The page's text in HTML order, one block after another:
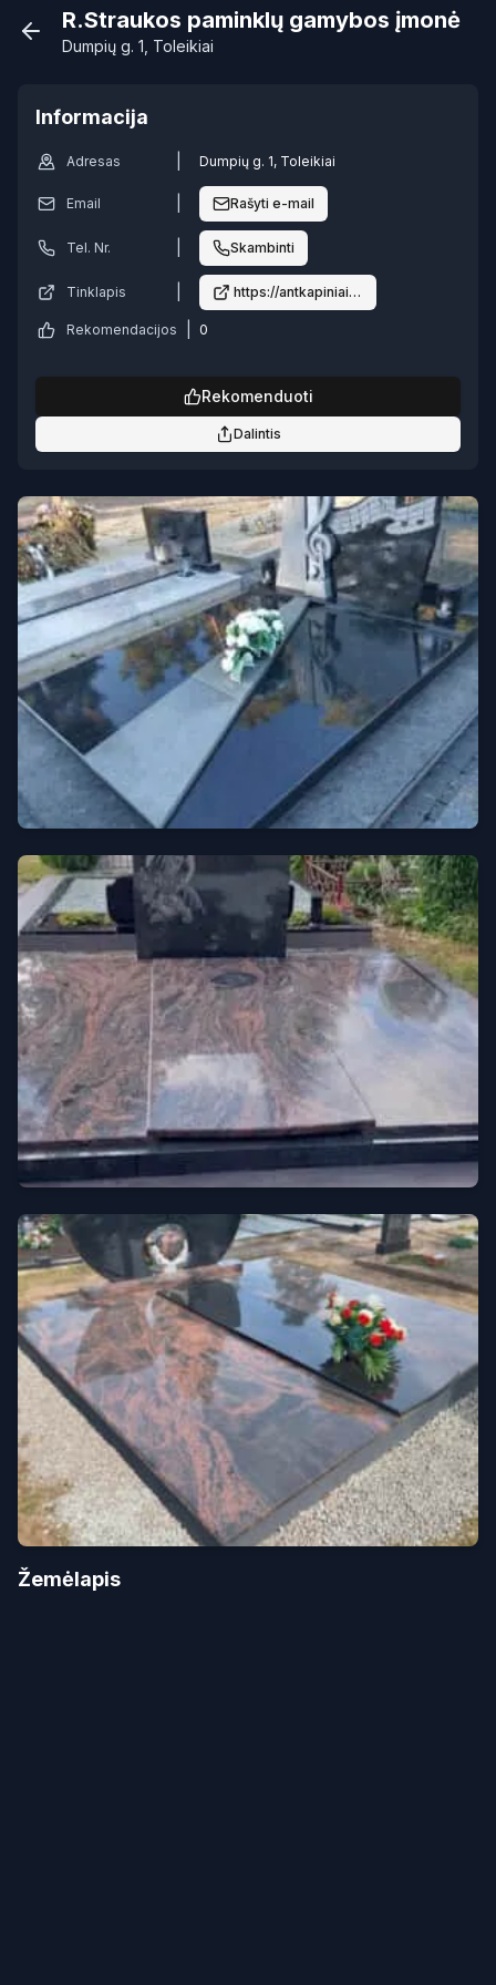
R.Straukos paminklų gamybos įmonė
Dumpių g. 1, Toleikiai
Informacija
Adresas Dumpių g. 1, Toleikiai
Email Rašyti e-mail
Tel. Nr. Skambinti
Tinklapis https://antkapiniaipaminklai.lt
Rekomendacijos 0
Rekomenduoti
Dalintis
Žemėlapis